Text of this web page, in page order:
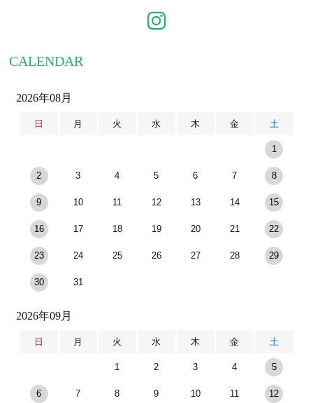
CALENDAR
2026年08月
日 月 火 水 木 金 土
1
2 3 4 5 6 7 8
9 10 11 12 13 14 15
16 17 18 19 20 21 22
23 24 25 26 27 28 29
30 31
2026年09月
日 月 火 水 木 金 土
1 2 3 4 5
6 7 8 9 10 11 12